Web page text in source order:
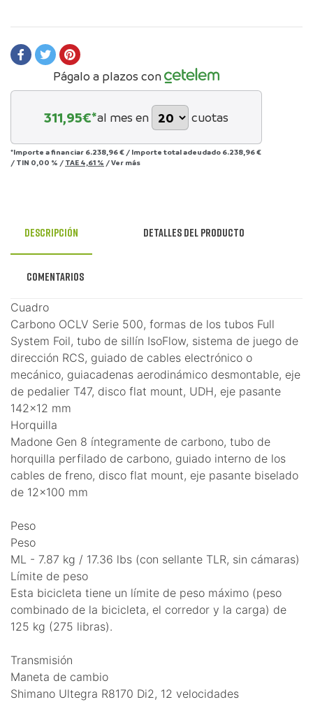
Págalo a plazos con
311,95€*al mes en cuotas
*Importe a financiar 6.238,96 € / Importe total adeudado 6.238,96 €
/ TIN 0,00 % / TAE 4,61 % /Ver más
Descripción Detalles del producto
Comentarios
Cuadro
Carbono OCLV Serie 500, formas de los tubos Full
System Foil, tubo de sillín IsoFlow, sistema de juego de
dirección RCS, guiado de cables electrónico o
mecánico, guiacadenas aerodinámico desmontable, eje
de pedalier T47, disco flat mount, UDH, eje pasante
142x12 mm
Horquilla
Madone Gen 8 íntegramente de carbono, tubo de
horquilla perfilado de carbono, guiado interno de los
cables de freno, disco flat mount, eje pasante biselado
de 12x100 mm
Peso
Peso
ML - 7.87 kg / 17.36 lbs (con sellante TLR, sin cámaras)
Límite de peso
Esta bicicleta tiene un límite de peso máximo (peso
combinado de la bicicleta, el corredor y la carga) de
125 kg (275 libras).
Transmisión
Maneta de cambio
Shimano Ultegra R8170 Di2, 12 velocidades